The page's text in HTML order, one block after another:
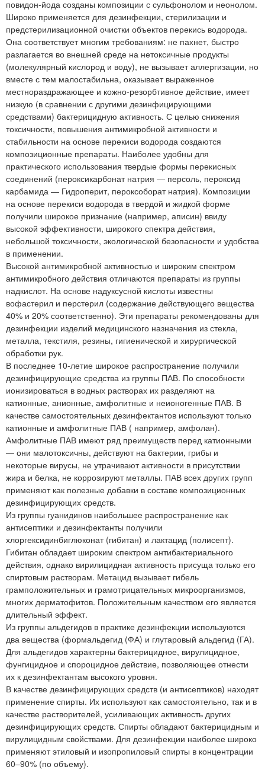
повидон-йода созданы композиции с сульфонолом и неонолом.
Широко применяется для дезинфекции, стерилизации и
предстерилизационной очистки объектов перекись водорода.
Она соответствует многим требованиям: не пахнет, быстро
разлагается во внешней среде на нетоксичные продукты
(молекулярный кислород и воду), не вызывает аллергизации, но
вместе с тем малостабильна, оказывает выраженное
местнораздражающее и кожно-резорбтивное действие, имеет
низкую (в сравнении с другими дезинфицирующими
средствами) бактерицидную активность. С целью снижения
токсичности, повышения антимикробной активности и
стабильности на основе перекиси водорода создаются
композиционные препараты. Наиболее удобны для
практического использования твердые формы перекисных
соединений (пероксикарбонат натрия — персоль, пероксид
карбамида — Гидроперит, пероксоборат натрия). Композиции
на основе перекиси водорода в твердой и жидкой форме
получили широкое признание (например, аписин) ввиду
высокой эффективности, широкого спектра действия,
небольшой токсичности, экологической безопасности и удобства
в применении.
Высокой антимикробной активностью и широким спектром
антимикробного действия отличаются препараты из группы
надкислот. На основе надуксусной кислоты известны
вофастерил и перстерил (содержание действующего вещества
40% и 20% соответственно). Эти препараты рекомендованы для
дезинфекции изделий медицинского назначения из стекла,
металла, текстиля, резины, гигиенической и хирургической
обработки рук.
В последнее 10-летие широкое распространение получили
дезинфицирующие средства из группы ПАВ. По способности
ионизироваться в водных растворах их разделяют на
катионные, анионные, амфолитные и неионогенные ПАВ. В
качестве самостоятельных дезинфектантов используют только
катионные и амфолитные ПАВ ( например, амфолан).
Амфолитные ПАВ имеют ряд преимуществ перед катионными
— они малотоксичны, действуют на бактерии, грибы и
некоторые вирусы, не утрачивают активности в присутствии
жира и белка, не коррозируют металлы. ПАВ всех других групп
применяют как полезные добавки в составе композиционных
дезинфицирующих средств.
Из группы гуанидинов наибольшее распространение как
антисептики и дезинфектанты получили
хлоргексидинбиглюконат (гибитан) и лактацид (полисепт).
Гибитан обладает широким спектром антибактериального
действия, однако вирилицидная активность присуща только его
спиртовым растворам. Метацид вызывает гибель
грамположительных и грамотрицательных микроорганизмов,
многих дерматофитов. Положительным качеством его является
длительный эффект.
Из группы альдегидов в практике дезинфекции используются
два вещества (формальдегид (ФА) и глутаровый альдегид (ГА).
Для альдегидов характерны бактерицидное, вирулицидное,
фунгицидное и спороцидное действие, позволяющее отнести
их к дезинфектантам высокого уровня.
В качестве дезинфицирующих средств (и антисептиков) находят
применение спирты. Их используют как самостоятельно, так и в
качестве растворителей, усиливающих активность других
дезинфицирующих средств. Спирты обладают бактерицидным и
вирулицидным свойствами. Для дезинфекции наиболее широко
применяют этиловый и изопропиловый спирты в концентрации
60–90% (по объему).